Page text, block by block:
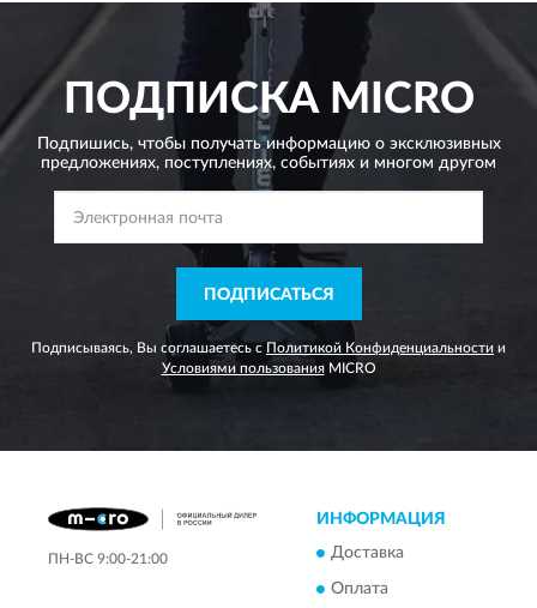
ПОДПИСКАMICRO
Подпишись, чтобы получать информацию о эксклюзивных
предложениях, поступлениях, событиях и многом другом
ПОДПИСАТЬСЯ
Подписываясь, Вы соглашаетесь с Политикой Конфиденциальности и
Условиями пользованияMICRO
ПН-ВС 9:00-21:00
ИНФОРМАЦИЯ
Доставка
Оплата